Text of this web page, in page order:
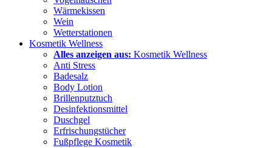
Wärmekissen
Wein
Wetterstationen
Kosmetik Wellness
Alles anzeigen aus: Kosmetik Wellness
Anti Stress
Badesalz
Body Lotion
Brillenputztuch
Desinfektionsmittel
Duschgel
Erfrischungstücher
Fußpflege Kosmetik